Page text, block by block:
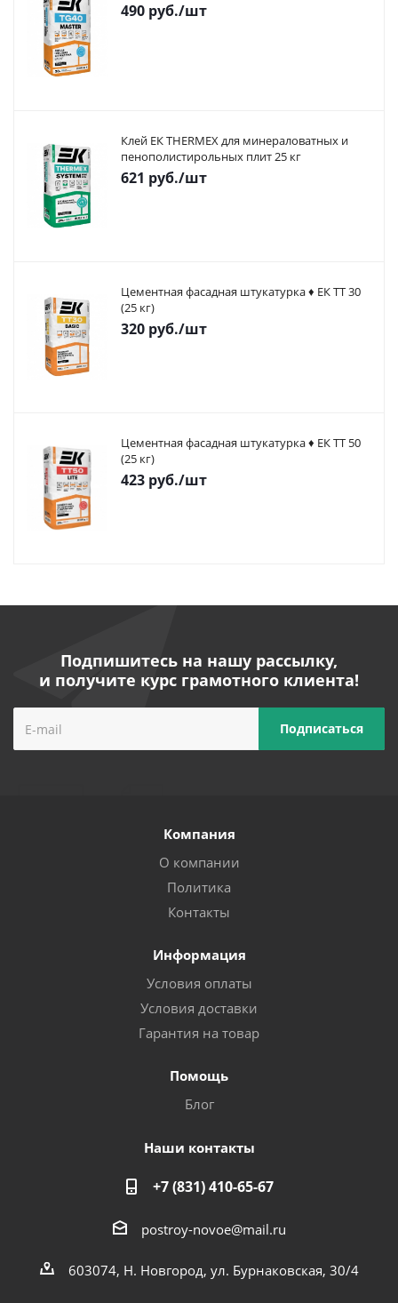
490 руб./шт
Клей ЕК THERMEX для минераловатных и
пенополистирольных плит 25 кг
621 руб./шт
Цементная фасадная штукатурка ♦ ЕК ТТ 30
(25 кг)
320 руб./шт
Цементная фасадная штукатурка ♦ ЕК ТТ 50
(25 кг)
423 руб./шт
Подпишитесь на нашу рассылку,
и получите курс грамотного клиента!
Компания
О компании
Политика
Контакты
Информация
Условия оплаты
Условия доставки
Гарантия на товар
Помощь
Блог
Наши контакты
+7 (831) 410-65-67
postroy-novoe@mail.ru
603074, Н. Новгород, ул. Бурнаковская, 30/4